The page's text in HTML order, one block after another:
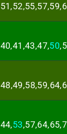
40,41,43,47,50
44,53